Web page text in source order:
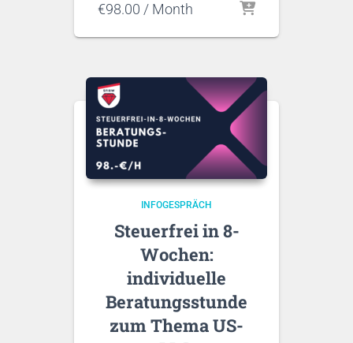
€98.00 / Month
INFOGESPRÄCH
Steuerfrei in 8-
Wochen:
individuelle
Beratungsstunde
zum Thema US-